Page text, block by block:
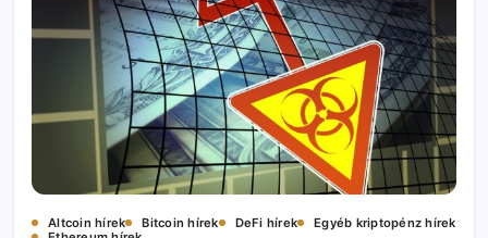
Altcoin hírek Bitcoin hírek DeFi hírek
Egyéb kriptopénz hírek